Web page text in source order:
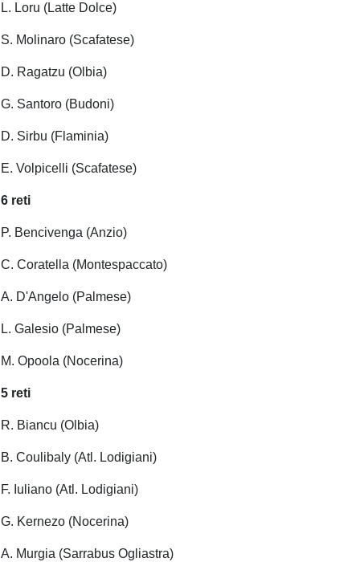
L. Loru (Latte Dolce)
S. Molinaro (Scafatese)
D. Ragatzu (Olbia)
G. Santoro (Budoni)
D. Sirbu (Flaminia)
E. Volpicelli (Scafatese)
6 reti
P. Bencivenga (Anzio)
C. Coratella (Montespaccato)
A. D'Angelo (Palmese)
L. Galesio (Palmese)
M. Opoola (Nocerina)
5 reti
R. Biancu (Olbia)
B. Coulibaly (Atl. Lodigiani)
F. Iuliano (Atl. Lodigiani)
G. Kernezo (Nocerina)
A. Murgia (Sarrabus Ogliastra)